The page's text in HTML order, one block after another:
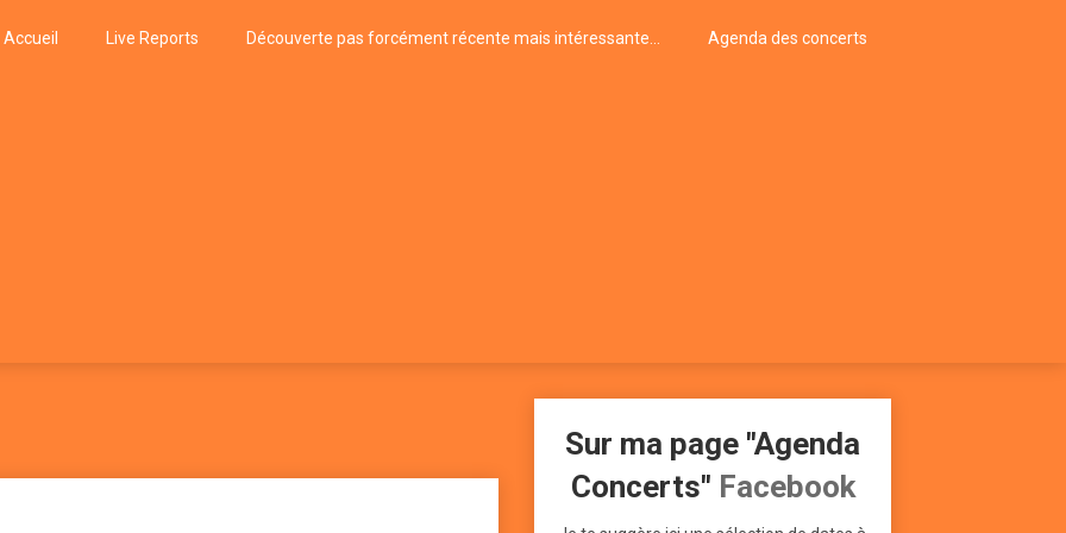
Accueil Live Reports Découverte pas forcément récente mais intéressante… Agenda des concerts
Sur ma page "Agenda
Concerts" Facebook